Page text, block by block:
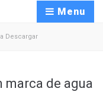
Menu
Descargar
marca de agua